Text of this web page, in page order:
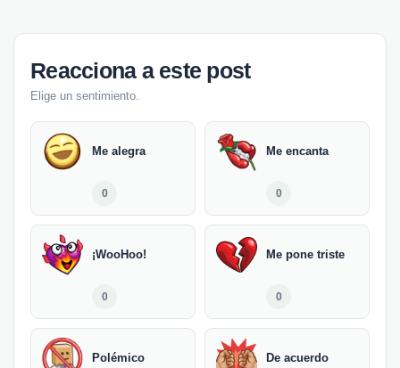
Reacciona a este post
Elige un sentimiento.
Me alegra
0
Me encanta
0
¡WooHoo!
0
Me pone triste
0
Polémico De acuerdo